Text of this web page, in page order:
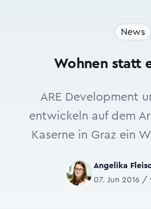
News
Wohnen statt
ARE Development
entwickeln auf dem
Kaserne in Graz ein
Angelika
07. Jun 2016 /